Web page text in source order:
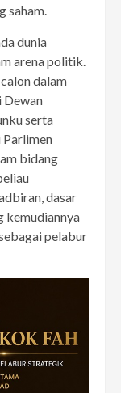
saham.
dunia
arena politik.
dalam
Dewan
serta
Parlimen
bidang
dasar
kemudiannya
pelabur